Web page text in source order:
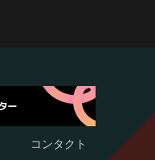
コンタクト